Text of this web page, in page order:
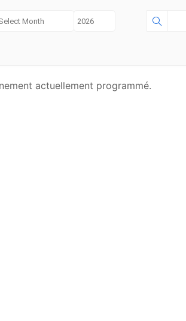
actuellement programmé.